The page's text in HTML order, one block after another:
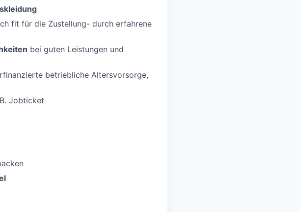
fit für die Zustellung- durch erfahrene
bei guten Leistungen und
betriebliche Altersvorsorge,
Jobticket